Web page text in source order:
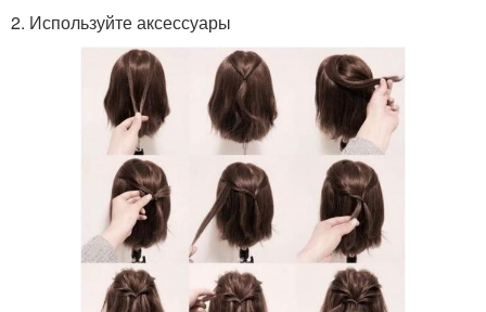
2. Используйте аксессуары